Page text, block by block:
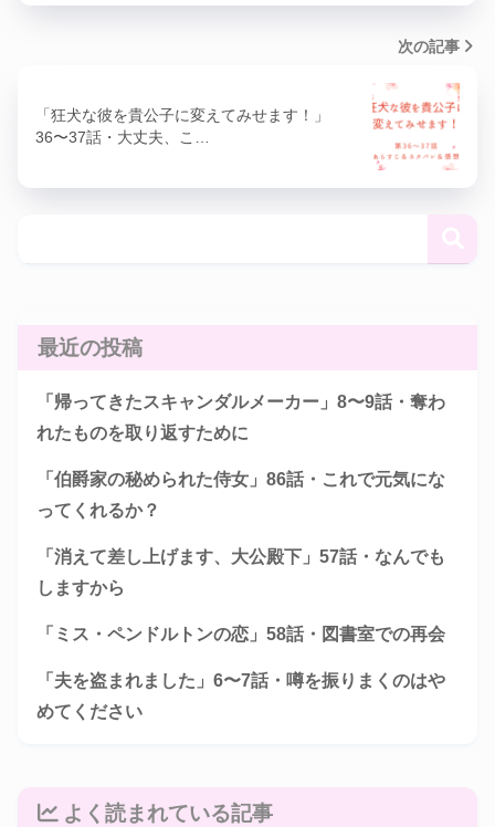
次の記事
「狂犬な彼を貴公子に変えてみせます！」
36〜37話・大丈夫、こ…
最近の投稿
「帰ってきたスキャンダルメーカー」8〜9話・奪わ
れたものを取り返すために
「伯爵家の秘められた侍女」86話・これで元気にな
ってくれるか？
「消えて差し上げます、大公殿下」57話・なんでも
しますから
「ミス・ペンドルトンの恋」58話・図書室での再会
「夫を盗まれました」6〜7話・噂を振りまくのはや
めてください
よく読まれている記事